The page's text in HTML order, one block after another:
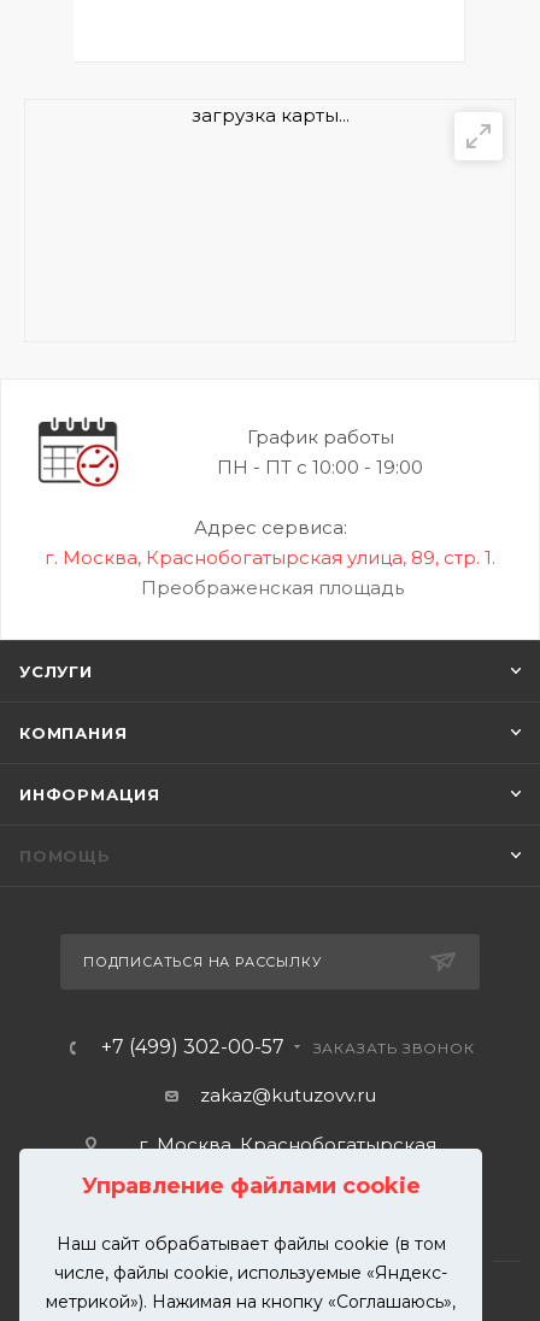
Управление файлами cookie
Наш сайт обрабатывает файлы cookie (в том
числе, файлы cookie, используемые «Яндекс-
метрикой»). Нажимая на кнопку «Соглашаюсь»,
загрузка карты...
График работы
ПН - ПТ с 10:00 - 19:00
Адрес сервиса:
г. Москва, Краснобогатырская улица, 89, стр. 1.
Преображенская площадь
УСЛУГИ
КОМПАНИЯ
ИНФОРМАЦИЯ
ПОМОЩЬ
ПОДПИСАТЬСЯ НА РАССЫЛКУ
+7 (499) 302-00-57 ЗАКАЗАТЬ ЗВОНОК
zakaz@kutuzovv.ru
г. Москва, Краснобогатырская